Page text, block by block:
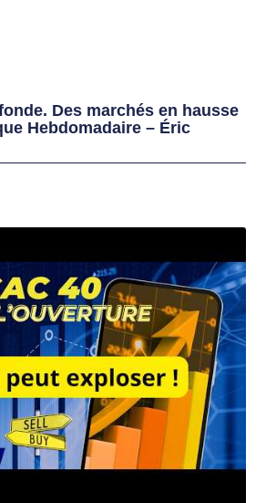
Des marchés en hausse
Hebdomadaire – Éric